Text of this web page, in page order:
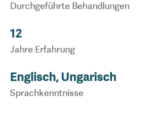
Durchgeführte Behandlungen
12
Jahre Erfahrung
Englisch, Ungarisch
Sprachkenntnisse